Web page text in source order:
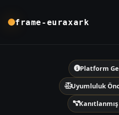
frame-euraxark
Platform
Uyumluluk
Kanıtlanmış